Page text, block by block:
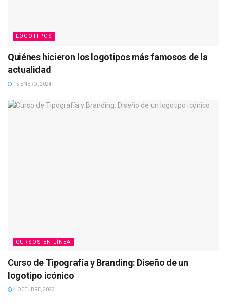
LOGOTIPOS
Quiénes hicieron los logotipos más famosos de la
actualidad
15 ENERO, 2024
CURSOS EN LÍNEA
Curso de Tipografía y Branding: Diseño de un
logotipo icónico
4 OCTUBRE, 2023